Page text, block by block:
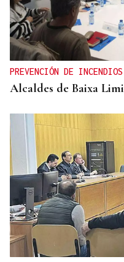
PREVENCIÓN DE INCENDIOS
Alcaldes de Baixa